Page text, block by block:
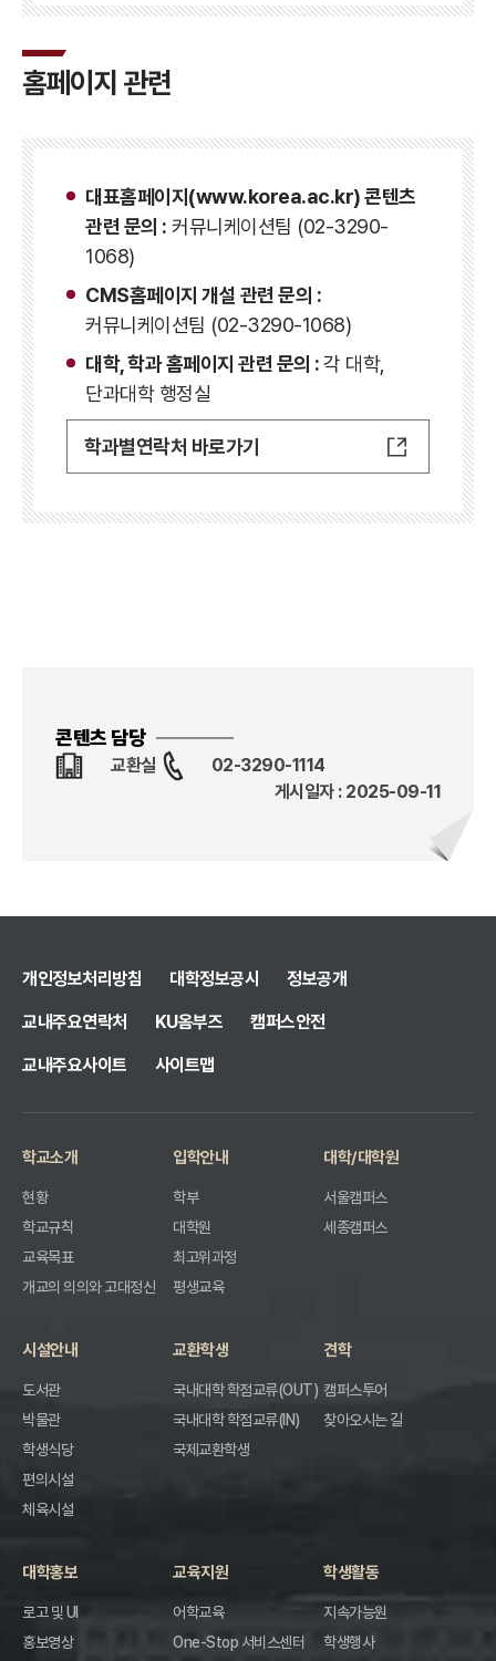
홈페이지 관련
대표홈페이지(www.korea.ac.kr) 콘텐츠
관련 문의 : 커뮤니케이션팀 (02-3290-
1068)
CMS홈페이지 개설 관련 문의 :
커뮤니케이션팀 (02-3290-1068)
대학, 학과 홈페이지 관련 문의 :각 대학,
단과대학 행정실
학과별연락처 바로가기
콘텐츠 담당
교환실
02-3290-1114
게시일자 : 2025-09-11
개인정보처리방침 대학정보공시 정보공개
교내주요연락처 KU옴부즈 캠퍼스안전
교내주요사이트 사이트맵
학교소개
현황
학교규칙
교육목표
개교의 의의와 고대정신
입학안내
학부
대학원
최고위과정
평생교육
대학/대학원
서울캠퍼스
세종캠퍼스
시설안내
도서관
박물관
학생식당
편의시설
체육시설
교환학생
국내대학 학점교류(OUT)
국내대학 학점교류(IN)
국제교환학생
견학
캠퍼스투어
찾아오시는 길
대학홍보
로고 및 UI
홍보영상
교육지원
어학교육
One-Stop 서비스센터
학생활동
지속가능원
학생행사